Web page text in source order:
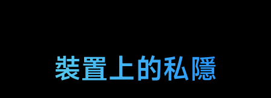
裝置上的私隱